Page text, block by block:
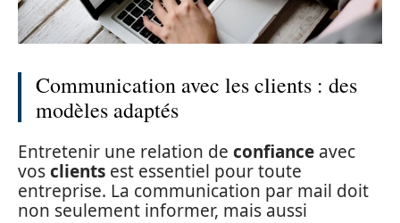
Communication avec les clients : des
modèles adaptés
Entretenir une relation de confiance avec
vosclients est essentiel pour toute
entreprise. La communication par mail doit
non seulement informer, mais aussi